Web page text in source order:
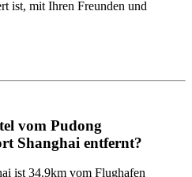
ist, mit Ihren Freunden und
vom Pudong
Shanghai entfernt?
ist 34.9km vom Flughafen